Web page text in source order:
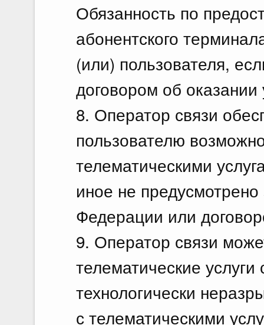
Обязанность по
абонентского
(или) пользователя,
договором об оказании
8. Оператор связи
пользователю
телематическими
иное не
Федерации или
9. Оператор связи
телематические услуги
технологически
с телематическими